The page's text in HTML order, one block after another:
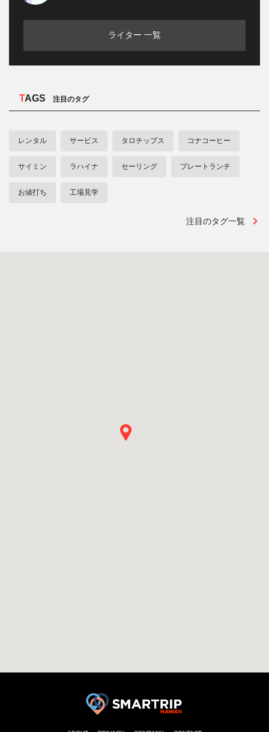
ライター 一覧
TAGS 注目のタグ
レンタル サービス タロチップス コナコーヒー
サイミン ラハイナ セーリング プレートランチ
お値打ち 工場見学
注目のタグ一覧